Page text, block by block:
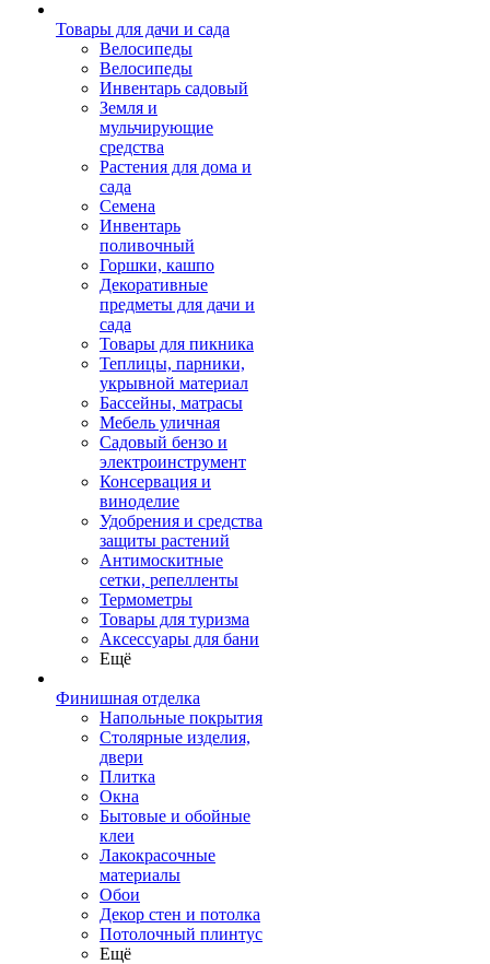
Товары для дачи и сада
Велосипеды
Велосипеды
Инвентарь садовый
Земля и
мульчирующие
средства
Растения для дома и
сада
Семена
Инвентарь
поливочный
Горшки, кашпо
Декоративные
предметы для дачи и
сада
Товары для пикника
Теплицы, парники,
укрывной материал
Бассейны, матрасы
Мебель уличная
Садовый бензо и
электроинструмент
Консервация и
виноделие
Удобрения и средства
защиты растений
Антимоскитные
сетки, репелленты
Термометры
Товары для туризма
Аксессуары для бани
Ещё
Финишная отделка
Напольные покрытия
Столярные изделия,
двери
Плитка
Окна
Бытовые и обойные
клеи
Лакокрасочные
материалы
Обои
Декор стен и потолка
Потолочный плинтус
Ещё